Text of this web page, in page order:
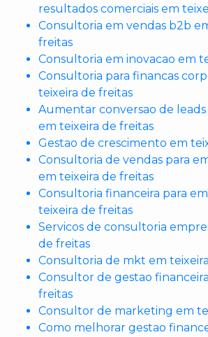
resultados comerciais em
Consultoria em vendas b2b
freitas
Consultoria em inovacao em
Consultoria para financas
teixeira de freitas
Aumentar conversao de
em teixeira de freitas
Gestao de crescimento em
Consultoria de vendas para
em teixeira de freitas
Consultoria financeira para
teixeira de freitas
Servicos de consultoria
de freitas
Consultoria de mkt em
Consultor de gestao
freitas
Consultor de marketing em
Como melhorar gestao